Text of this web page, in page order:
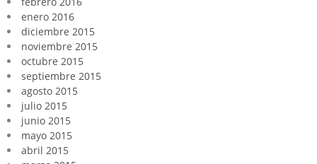
enero 2016
diciembre 2015
noviembre 2015
octubre 2015
septiembre 2015
agosto 2015
julio 2015
junio 2015
mayo 2015
abril 2015